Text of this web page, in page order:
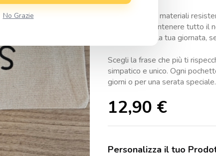
Realizzate con materiali
capienti per contenere tutto il
essenziali per la tua giornata,
Scegli la frase che più ti
simpatico e unico. Ogni
giorni o per una serata speciale.
12,90 €
Personalizza il tuo
No Grazie